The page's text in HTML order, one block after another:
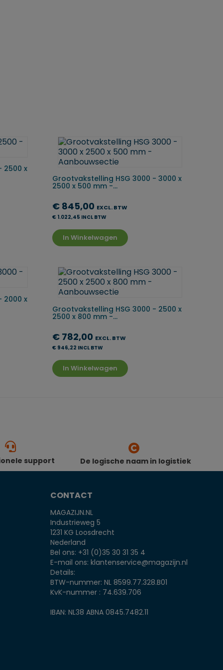
2500 x
Grootvakstelling HSG 3000 - 3000 x
2500 x 500 mm -...
€ 845,00 EXCL. BTW
€ 1.022,45 INCL BTW
In Winkelwagen
2000 x
Grootvakstelling HSG 3000 - 2500 x
2500 x 800 mm -...
€ 782,00 EXCL. BTW
€ 946,22 INCL BTW
In Winkelwagen
support De logische naam in logistiek
CONTACT
MAGAZIJN.NL
Industrieweg 5
1231 KG Loosdrecht
Nederland
Bel ons: +31 (0)35 30 31 35 4
E-mail ons: klantenservice@magazijn.nl
Details:
BTW-nummer: NL 8599.77.328.B01
KvK-nummer : 74.639.706
IBAN: NL38 ABNA 0845.7482.11